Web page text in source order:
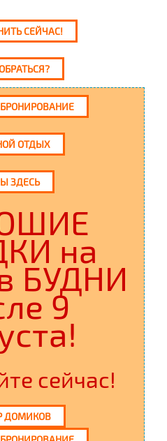
СЕЙЧАС!
ОТДЫХ
ЗДЕСЬ
на
БУДНИ
9
сейчас!
ДОМИКОВ